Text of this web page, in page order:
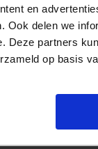
en
Ook delen we
Deze partners
op basis